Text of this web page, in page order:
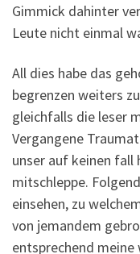
Gimmick dahinter
Leute nicht einmal
All dies habe das
begrenzen weiters
gleichfalls die leser
Vergangene
unser auf keinen fall
mitschleppe.
einsehen, zu
von jemandem
entsprechend